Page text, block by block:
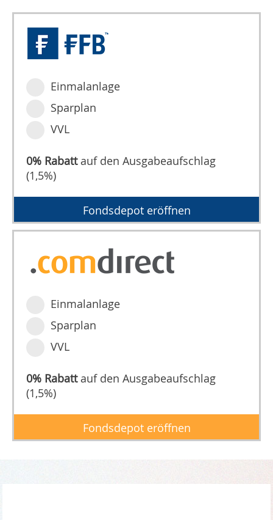
Einmalanlage
Sparplan
VVL
0% Rabattauf den Ausgabeaufschlag
(1,5%)
Fondsdepot eröffnen
Einmalanlage
Sparplan
VVL
0% Rabattauf den Ausgabeaufschlag
(1,5%)
Fondsdepot eröffnen